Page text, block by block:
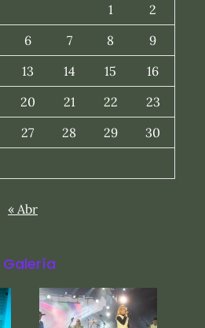
1
2
6 7 8
9
13 14 15
16
20 21 22
23
27 28 29
30
« Abr
Galería